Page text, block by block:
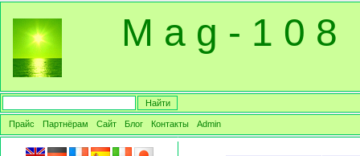
M a g - 1 0 8
Прайс Партнёрам Сайт Блог Контакты Admin